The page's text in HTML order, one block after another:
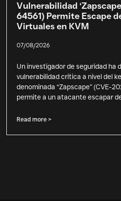
Vulnerabilidad
64561) Permite Escape
Virtuales en KVM
07/08/2026
Un investigador de seguridad ha
vulnerabilidad crítica a nivel del
denominada “Zapscape” (CVE-
permite a un atacante escapar
Read more >